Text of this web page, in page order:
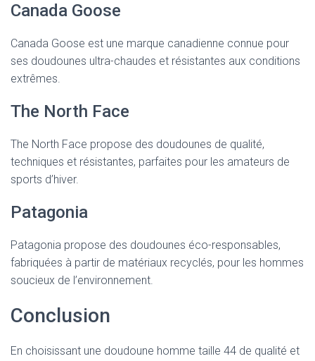
Canada Goose
Canada Goose est une marque canadienne connue pour
ses doudounes ultra-chaudes et résistantes aux conditions
extrêmes.
The North Face
The North Face propose des doudounes de qualité,
techniques et résistantes, parfaites pour les amateurs de
sports d’hiver.
Patagonia
Patagonia propose des doudounes éco-responsables,
fabriquées à partir de matériaux recyclés, pour les hommes
soucieux de l’environnement.
Conclusion
En choisissant une doudoune homme taille 44 de qualité et